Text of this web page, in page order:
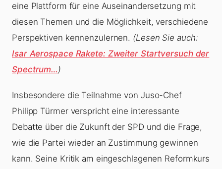
eine Plattform für eine Auseinandersetzung mit
diesen Themen und die Möglichkeit, verschiedene
Perspektiven kennenzulernen. (Lesen Sie auch:
Isar Aerospace Rakete: Zweiter Startversuch der
Spectrum…)
Insbesondere die Teilnahme von Juso-Chef
Philipp Türmer verspricht eine interessante
Debatte über die Zukunft der SPD und die Frage,
wie die Partei wieder an Zustimmung gewinnen
kann. Seine Kritik am eingeschlagenen Reformkurs